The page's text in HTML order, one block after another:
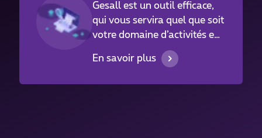
Gesall est un outil efficace,
qui vous servira quel que soit
votre domaine d’activités et
simplifiera de façon
significative votre gestion
En savoir plus